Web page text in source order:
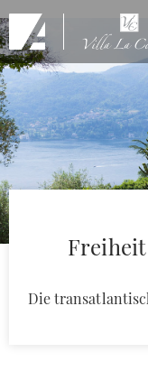
Skip to Main Content
Die